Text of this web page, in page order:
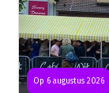
Op 6 augustus 2026